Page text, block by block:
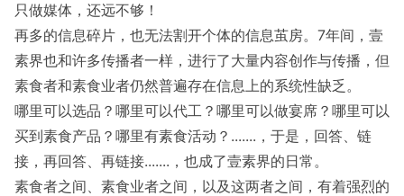
只做媒体，还远不够！
再多的信息碎片，也无法割开个体的信息茧房。7年间，壹
素界也和许多传播者一样，进行了大量内容创作与传播，但
素食者和素食业者仍然普遍存在信息上的系统性缺乏。
哪里可以选品？哪里可以代工？哪里可以做宴席？哪里可以
买到素食产品？哪里有素食活动？.......，于是，回答、链
接，再回答、再链接.......，也成了壹素界的日常。
素食者之间、素食业者之间，以及这两者之间，有着强烈的